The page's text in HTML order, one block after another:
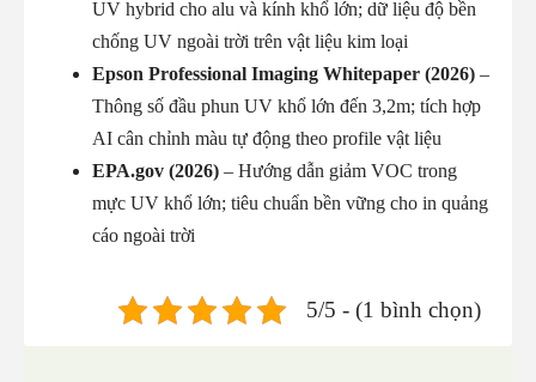
UV hybrid cho alu và kính khổ lớn; dữ liệu độ bền
chống UV ngoài trời trên vật liệu kim loại
Epson Professional Imaging Whitepaper (2026) –
Thông số đầu phun UV khổ lớn đến 3,2m; tích hợp
AI cân chỉnh màu tự động theo profile vật liệu
EPA.gov (2026) – Hướng dẫn giảm VOC trong
mực UV khổ lớn; tiêu chuẩn bền vững cho in quảng
cáo ngoài trời
5/5 - (1 bình chọn)